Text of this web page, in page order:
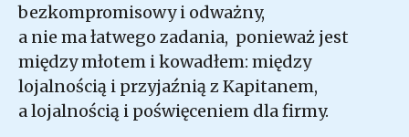
bezkompromisowy i odważny,
a nie ma łatwego zadania, ponieważ jest
między młotem i kowadłem: między
lojalnością i przyjaźnią z Kapitanem,
a lojalnością i poświęceniem dla firmy.